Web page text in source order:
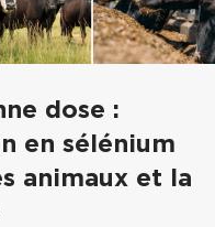
dose :
en sélénium
animaux et la